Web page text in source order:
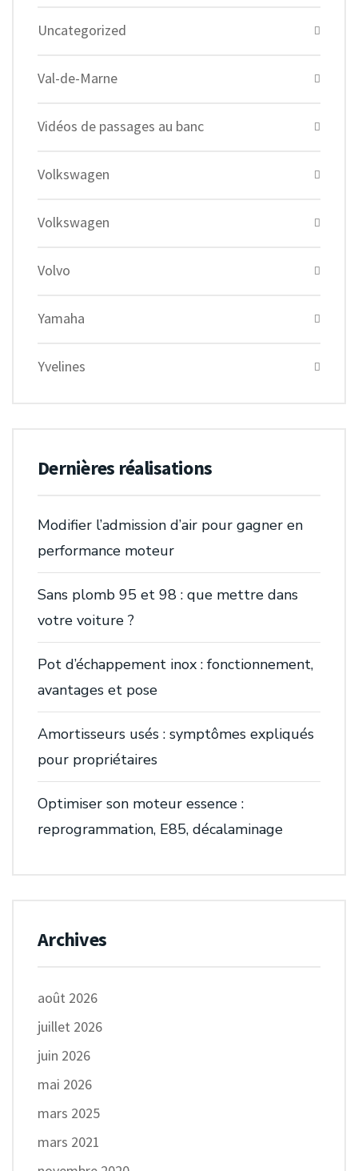
Uncategorized
Val-de-Marne
Vidéos de passages au banc
Volkswagen
Volkswagen
Volvo
Yamaha
Yvelines
Dernières réalisations
Modifier l’admission d’air pour gagner en
performance moteur
Sans plomb 95 et 98 : que mettre dans
votre voiture ?
Pot d’échappement inox : fonctionnement,
avantages et pose
Amortisseurs usés : symptômes expliqués
pour propriétaires
Optimiser son moteur essence :
reprogrammation, E85, décalaminage
Archives
août 2026
juillet 2026
juin 2026
mai 2026
mars 2025
mars 2021